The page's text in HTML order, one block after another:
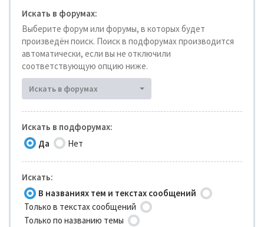
Искать в форумах:
Выберите форум или форумы, в которых будет
произведён поиск. Поиск в подфорумах производится
автоматически, если вы не отключили
соответствующую опцию ниже.
Искать в форумах
Искать в подфорумах:
Да
Нет
Искать:
В названиях тем и текстах сообщений
Только в текстах сообщений
Только по названию темы